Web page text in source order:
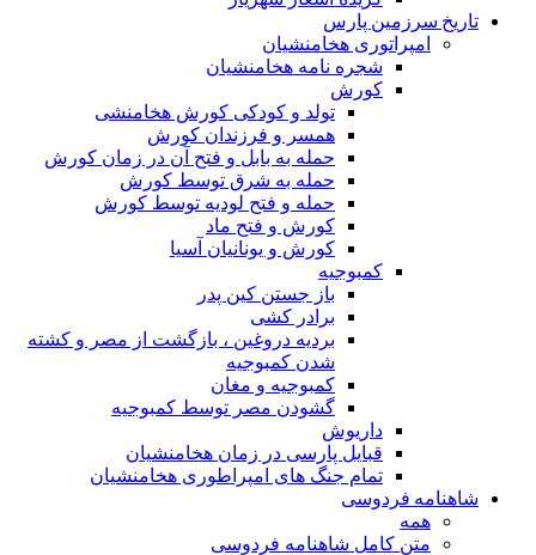
تاریخ سرزمین پارس
امپراتوری هخامنشیان
شجره نامه هخامنشیان
کورش
تولد و کودکی کورش هخامنشی
همسر و فرزندان کورش
حمله به بابل و فتح آن در زمان کورش
حمله به شرق توسط کورش
حمله و فتح لودیه توسط کورش
کورش و فتح ماد
کورش و یونانیان آسیا
کمبوجیه
باز جستن کین پدر
برادر کشی
بردیه دروغین ، بازگشت از مصر و کشته
شدن کمبوجیه
کمبوجیه و مغان
گشودن مصر توسط کمبوجیه
داریوش
قبایل پارسی در زمان هخامنشیان
تمام جنگ های امپراطوری هخامنشیان
شاهنامه فردوسی
همه
متن کامل شاهنامه فردوسی